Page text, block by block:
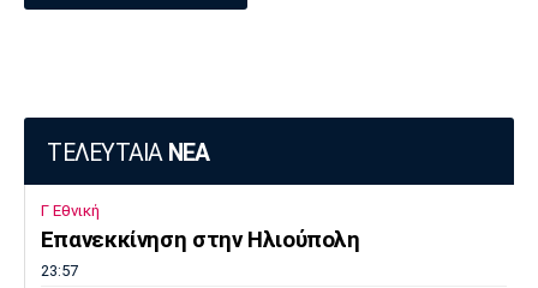
ΤΕΛΕΥΤΑΙΑ ΝΕΑ
Γ Εθνική
Επανεκκίνηση στην Ηλιούπολη
23:57